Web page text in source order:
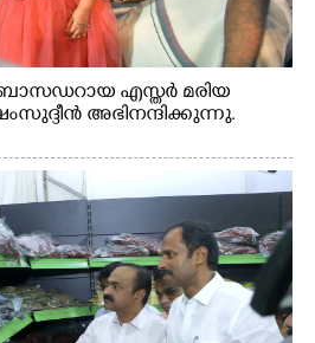
എസ്തർ മരിയ
അഭിനന്ദിക്കുന്നു.